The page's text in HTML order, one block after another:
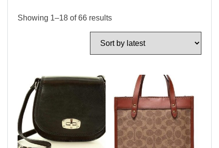
Showing 1–18 of 66 results